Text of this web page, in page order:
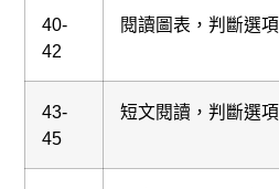
40-
42
閱讀圖表，判斷選項
43-
45
短文閱讀，判斷選項